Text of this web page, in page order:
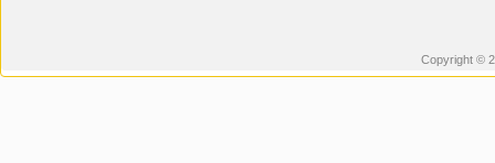
Copyright ©